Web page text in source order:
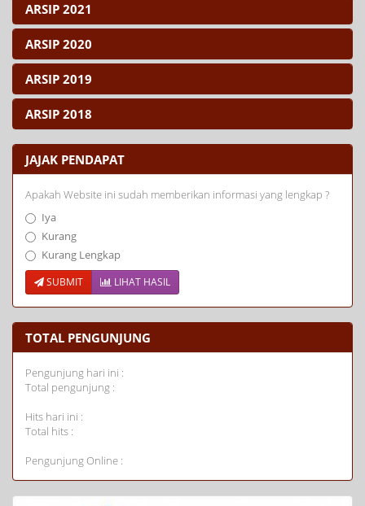
ARSIP 2021
ARSIP 2020
ARSIP 2019
ARSIP 2018
JAJAK PENDAPAT
Apakah Website ini sudah memberikan informasi yang lengkap ?
Iya
Kurang
Kurang Lengkap
SUBMIT LIHAT HASIL
TOTAL PENGUNJUNG
Pengunjung hari ini :
Total pengunjung :
Hits hari ini :
Total hits :
Pengunjung Online :